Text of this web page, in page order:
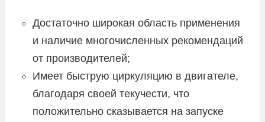
Достаточно широкая область применения
и наличие многочисленных рекомендаций
от производителей;
Имеет быструю циркуляцию в двигателе,
благодаря своей текучести, что
положительно сказывается на запуске